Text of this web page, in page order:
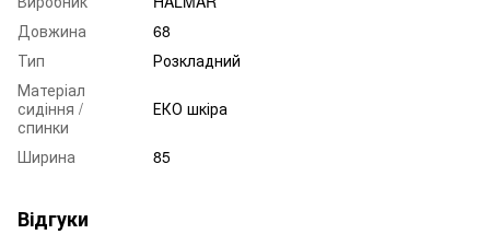
Довжина
68
Тип
Розкладний
Матеріал
сидіння /
спинки
ЕКО шкіра
Ширина 85
Відгуки